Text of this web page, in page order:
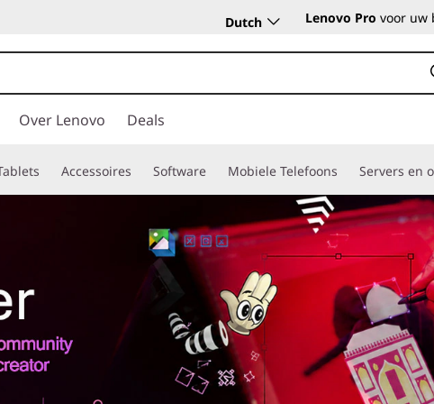
Dutch Lenovo Pro voor uw
Over Lenovo Deals
Accessoires Software Mobiele Telefoons Servers en